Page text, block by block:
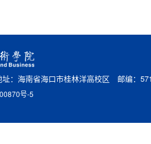
：海南省海口市桂林洋高校区 邮编：
号-5